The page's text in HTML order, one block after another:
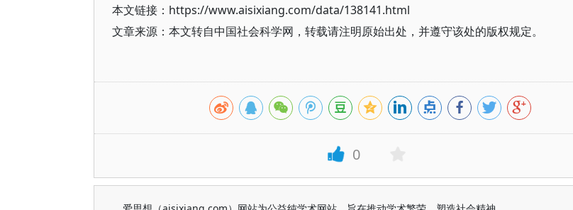
本文链接：https://www.aisixiang.com/data/138141.html
文章来源：本文转自中国社会科学网，转载请注明原始出处，并遵守该处的版权规定。
0